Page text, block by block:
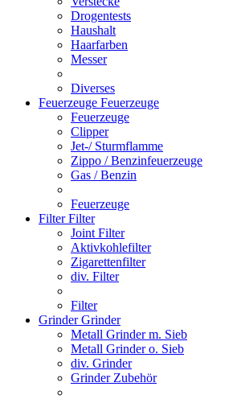
Drogentests
Haushalt
Haarfarben
Messer
Diverses
Feuerzeuge Feuerzeuge
Feuerzeuge
Clipper
Jet-/ Sturmflamme
Zippo / Benzinfeuerzeuge
Gas / Benzin
Feuerzeuge
FilterFilter
Joint Filter
Aktivkohlefilter
Zigarettenfilter
div. Filter
Filter
GrinderGrinder
Metall Grinder m. Sieb
Metall Grinder o. Sieb
div. Grinder
Grinder Zubehör